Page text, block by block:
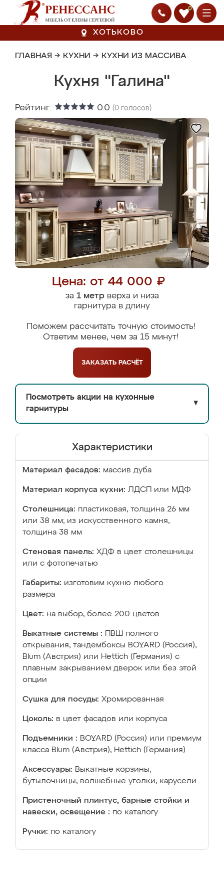
0
ХОТЬКОВО
ГЛАВНАЯ → КУХНИ → КУХНИ ИЗ МАССИВА
Кухня "Галина"
Рейтинг: 0.0 (0 голосов)
Цена: от 44 000 ₽
за 1 метрверха и низа
гарнитура в длину
Поможем рассчитать точную стоимость!
Ответим менее, чем за 15 минут!
ЗАКАЗАТЬ РАСЧЁТ
Посмотреть акции на кухонные
гарнитуры
▼
Характеристики
Материал фасадов: массив дуба
Материал корпуса кухни: ЛДСП или МДФ
Столешница: пластиковая, толщина 26 мм
или 38 мм; из искусственного камня,
толщина 38 мм
Стеновая панель: ХДФ в цвет столешницы
или с фотопечатью
Габариты: изготовим кухню любого
размера
Цвет: на выбор, более 200 цветов
Выкатные системы :
ПВШ полного
открывания, тандембоксы BOYARD (Россия),
Blum (Австрия) или Hettich (Германия) с
плавным закрыванием дверок или без этой
опции
Сушка для посуды: Хромированная
Цоколь: в цвет фасадов или корпуса
Подъемники : BOYARD (Россия) или премиум
класса Blum (Австрия), Hettich (Германия)
Аксессуары: Выкатные корзины,
бутылочницы, волшебные уголки, карусели
Пристеночный плинтус, барные стойки и
навески, освещение : по каталогу
Ручки: по каталогу